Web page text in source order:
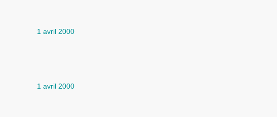
1 avril 2000
1 avril 2000